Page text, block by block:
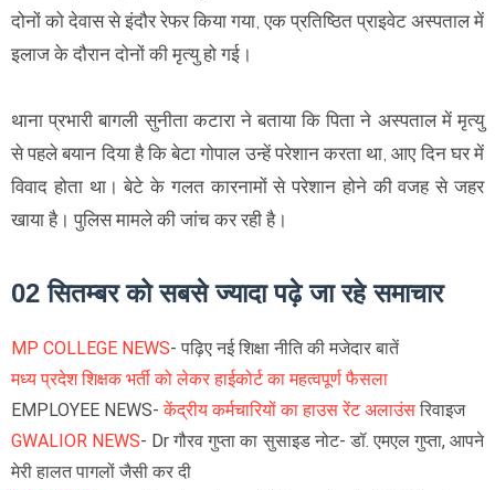
दोनों को देवास से इंदौर रेफर किया गया, एक प्रतिष्ठित प्राइवेट अस्पताल में
इलाज के दौरान दोनों की मृत्यु हो गई।
थाना प्रभारी बागली सुनीता कटारा ने बताया कि पिता ने अस्पताल में मृत्यु
से पहले बयान दिया है कि बेटा गोपाल उन्हें परेशान करता था, आए दिन घर में
विवाद होता था। बेटे के गलत कारनामों से परेशान होने की वजह से जहर
खाया है। पुलिस मामले की जांच कर रही है।
02 सितम्बर को सबसे ज्यादा पढ़े जा रहे समाचार
MP COLLEGE NEWS- पढ़िए नई शिक्षा नीति की मजेदार बातें
मध्य प्रदेश शिक्षक भर्ती को लेकर हाईकोर्ट का महत्वपूर्ण फैसला
EMPLOYEE NEWS-केंद्रीय कर्मचारियों का हाउस रेंट अलाउंस रिवाइज
GWALIOR NEWS- Dr गौरव गुप्ता का सुसाइड नोट- डॉ. एमएल गुप्ता, आपने
मेरी हालत पागलों जैसी कर दी